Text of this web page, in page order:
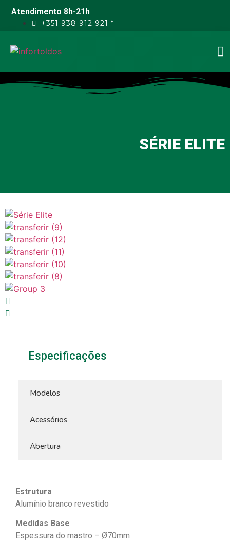
Atendimento 8h-21h
+351 938 912 921 *
SÉRIE ELITE
Especificações
Modelos
Acessórios
Abertura
Estrutura
Alumínio branco revestido
Medidas Base
Espessura do mastro – Ø70mm